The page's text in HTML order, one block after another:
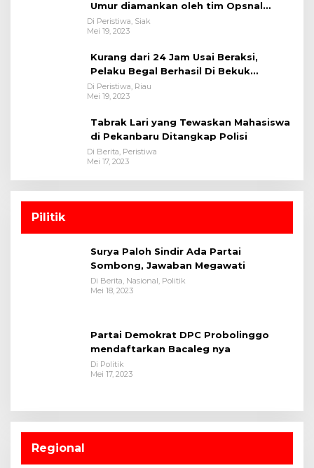
Umur diamankan oleh tim Opsnal
Polsek Tualang-Polres Siak-Polda Riau
Di Peristiwa, Siak
Mei 19, 2023
Kurang dari 24 Jam Usai Beraksi,
Pelaku Begal Berhasil Di Bekuk
Satreskrim Polres Kuansing
Di Peristiwa, Riau
Mei 19, 2023
Tabrak Lari yang Tewaskan Mahasiswa
di Pekanbaru Ditangkap Polisi
Di Berita, Peristiwa
Mei 17, 2023
Pilitik
Surya Paloh Sindir Ada Partai
Sombong, Jawaban Megawati
Di Berita, Nasional, Politik
Mei 18, 2023
Partai Demokrat DPC Probolinggo
mendaftarkan Bacaleg nya
Di Politik
Mei 17, 2023
Regional